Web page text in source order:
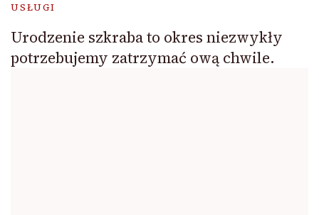
USŁUGI
Urodzenie szkraba to okres niezwykły
potrzebujemy zatrzymać ową chwile.